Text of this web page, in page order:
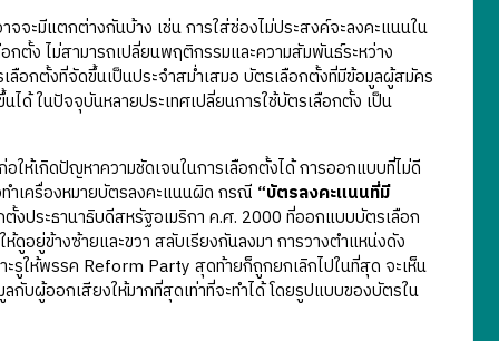
มีแตกต่างกันบ้าง เช่น การใส่ช่องไม่ประสงค์จะลงคะแนนใน
กตั้ง ไม่สามารถเปลี่ยนพฤติกรรมและความสัมพันธ์ระหว่าง
ลือกตั้งที่จัดขึ้นเป็นประจำสม่ำเสมอ บัตรเลือกตั้งที่มีข้อมูลผู้สมัคร
ด้ ในปัจจุบันหลายประเทศเปลี่ยนการใช้บัตรเลือกตั้ง เป็น
เกิดปัญหาความชัดเจนในการเลือกตั้งได้ การออกแบบที่ไม่ดี
ทำเครื่องหมายบัตรลงคะแนนผิด กรณี “บัตรลงคะแนนที่มี
ประธานาธิบดีสหรัฐอเมริกา ค.ศ. 2000 ที่ออกแบบบัตรเลือก
อยู่ข้างซ้ายและขวา สลับเรียงกันลงมา การวางตำแหน่งดัง
รูให้พรรค Reform Party สุดท้ายก็ถูกยกเลิกไปในที่สุด จะเห็น
กับผู้ออกเสียงให้มากที่สุดเท่าที่จะทำได้ โดยรูปแบบของบัตรใน